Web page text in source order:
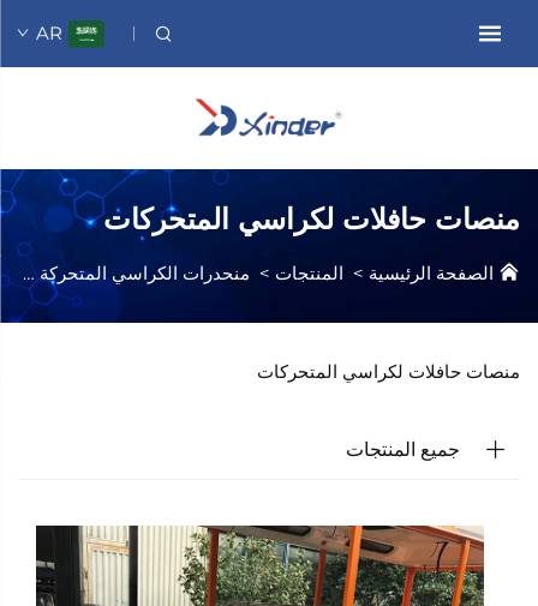
AR
منصات حافلات لكراسي المتحركات
الصفحة الرئيسية > المنتجات > منحدرات الكراسي المتحركة>
منصات حافلات لكراسي المتحركات
جميع المنتجات